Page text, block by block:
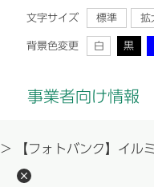
文字サイズ 標準 拡
背景色変更 白 黒
事業者向け情報
> 【フォトバンク】イル